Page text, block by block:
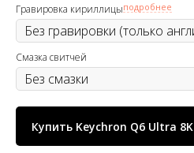
Гравировка кириллицыподробнее
Смазка свитчей
Купить Keychron Q6 Ultra 8K